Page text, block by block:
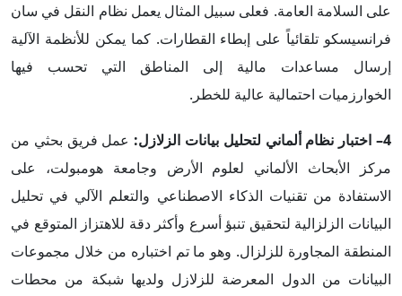
على السلامة العامة. فعلى سبيل المثال يعمل نظام النقل في سان
فرانسيسكو تلقائياً على إبطاء القطارات. كما يمكن للأنظمة الآلية
إرسال مساعدات مالية إلى المناطق التي تحسب فيها
الخوارزميات احتمالية عالية للخطر.
4– اختبار نظام ألماني لتحليل بيانات الزلازل:
عمل فريق بحثي من
مركز الأبحاث الألماني لعلوم الأرض وجامعة هومبولت، على
الاستفادة من تقنيات الذكاء الاصطناعي والتعلم الآلي في تحليل
البيانات الزلزالية لتحقيق تنبؤ أسرع وأكثر دقة للاهتزاز المتوقع في
المنطقة المجاورة للزلزال. وهو ما تم اختباره من خلال مجموعات
البيانات من الدول المعرضة للزلازل ولديها شبكة من محطات